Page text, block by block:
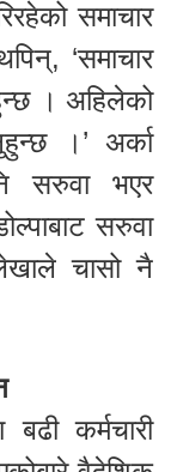
समाचार
‘समाचार
। अहिलेको
।’ अर्का
सरुवा भएर
सरुवा
चासो नै
बढी कर्मचारी